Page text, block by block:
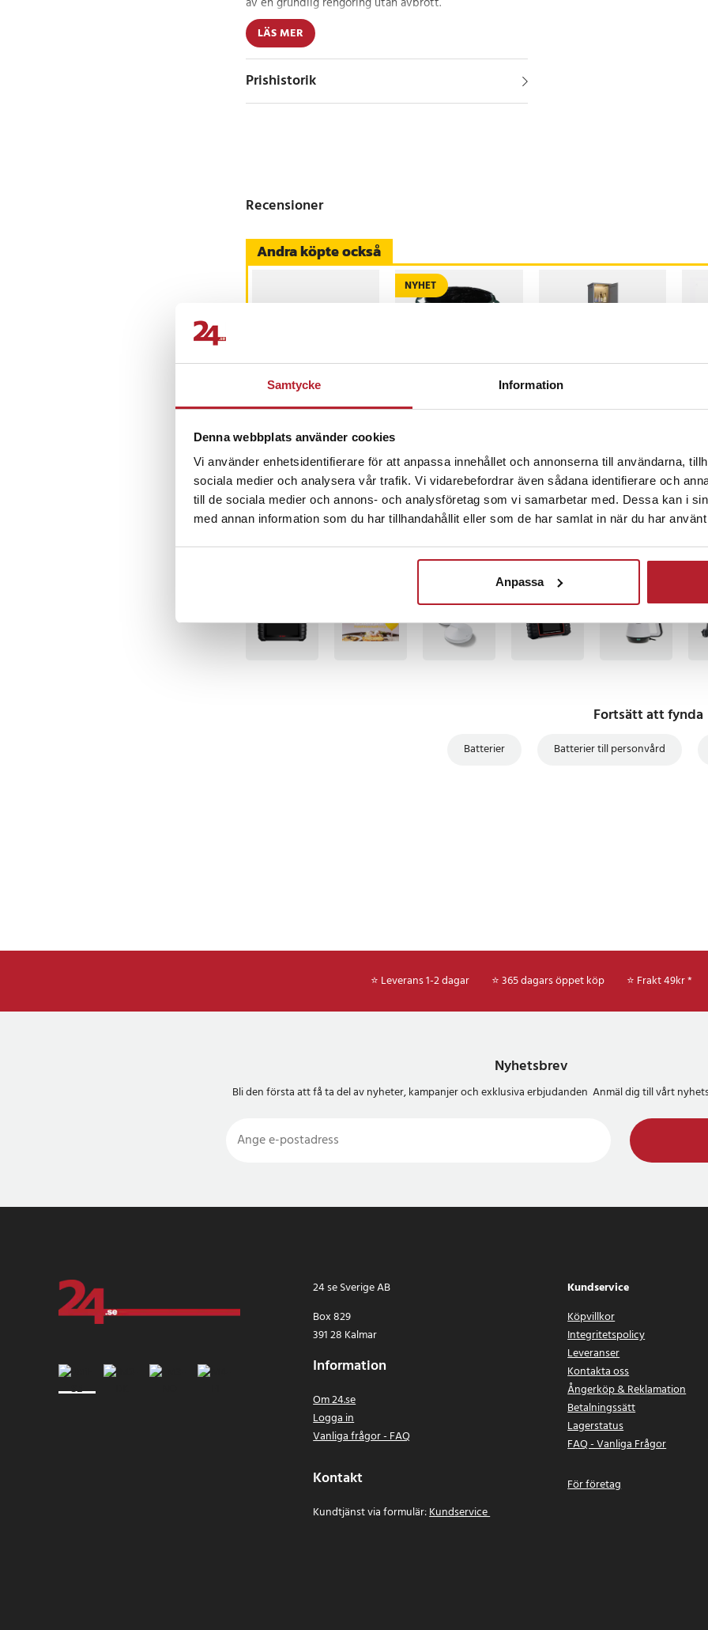
Samtycke Information
Denna webbplats använder cookies
Vi använder enhetsidentifierare för att anpassa innehållet och annonserna till användarna,
sociala medier och analysera vår trafik. Vi vidarebefordrar även sådana identifierare och
till de sociala medier och annons- och analysföretag som vi samarbetar med. Dessa kan i
med annan information som du har tillhandahållit eller som de har samlat in när du har
Anpassa
Specifikation
- Kapacitet: 2000mAh
- Spänning: 1.2V
Delnummer
Oral-B 3762
Oral-B 3745
LÄS MER
Prishistorik
Recensioner
Andra köpte också
LED Väckarklocka
Svart
Pris:129 kr
129 kr
I lager, levereras inom 1-2 vardagar
Köp
NYHET
Lövkasse 155 l /
trädgårdsavfall
Pris:119 kr
119 kr
I lager, levereras inom 1-2 vardagar
Köp
VASAGLE smalt
förvaringsskåp /
duvgrått skåp 170 cm
Pris:1 459 kr
1 459 kr
Kommer i lager 2026-08-14
Köp
Pris
99
I
Fortsätt att fynda
Batterier Batterier till personvård
⭐ Leverans 1-2 dagar ⭐ 365 dagars öppet köp ⭐ Frakt 49kr *
Nyhetsbrev
Bli den första att få ta del av nyheter, kampanjer och exklusiva erbjudanden Anmäl dig till vårt
24 se Sverige AB
Box 829
391 28 Kalmar
Information
Om 24.se
Logga in
Vanliga frågor - FAQ
Kontakt
Kundtjänst via formulär:Kundservice
Kundservice
Köpvillkor
Integritetspolicy
Leveranser
Kontakta oss
Ångerköp & Reklamation
Betalningssätt
Lagerstatus
FAQ - Vanliga Frågor
För företag